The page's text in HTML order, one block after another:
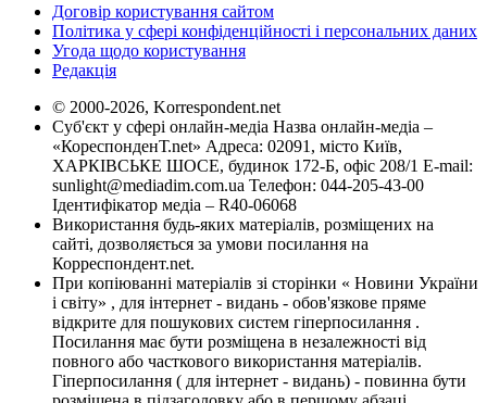
Договір користування сайтом
Політика у сфері конфіденційності і персональних даних
Угода щодо користування
Редакція
© 2000-2026, Korrespondent.net
Суб'єкт у сфері онлайн-медіа Назва онлайн-медіа –
«КореспонденТ.net» Адреса: 02091, місто Київ,
ХАРКІВСЬКЕ ШОСЕ, будинок 172-Б, офіс 208/1 E-mail:
sunlight@mediadim.com.ua Телефон: 044-205-43-00
Ідентифікатор медіа – R40-06068
Використання будь-яких матеріалів, розміщених на
сайті, дозволяється за умови посилання на
Корреспондент.net.
При копіюванні матеріалів зі сторінки « Новини України
і світу» , для інтернет - видань - обов'язкове пряме
відкрите для пошукових систем гіперпосилання .
Посилання має бути розміщена в незалежності від
повного або часткового використання матеріалів.
Гіперпосилання ( для інтернет - видань) - повинна бути